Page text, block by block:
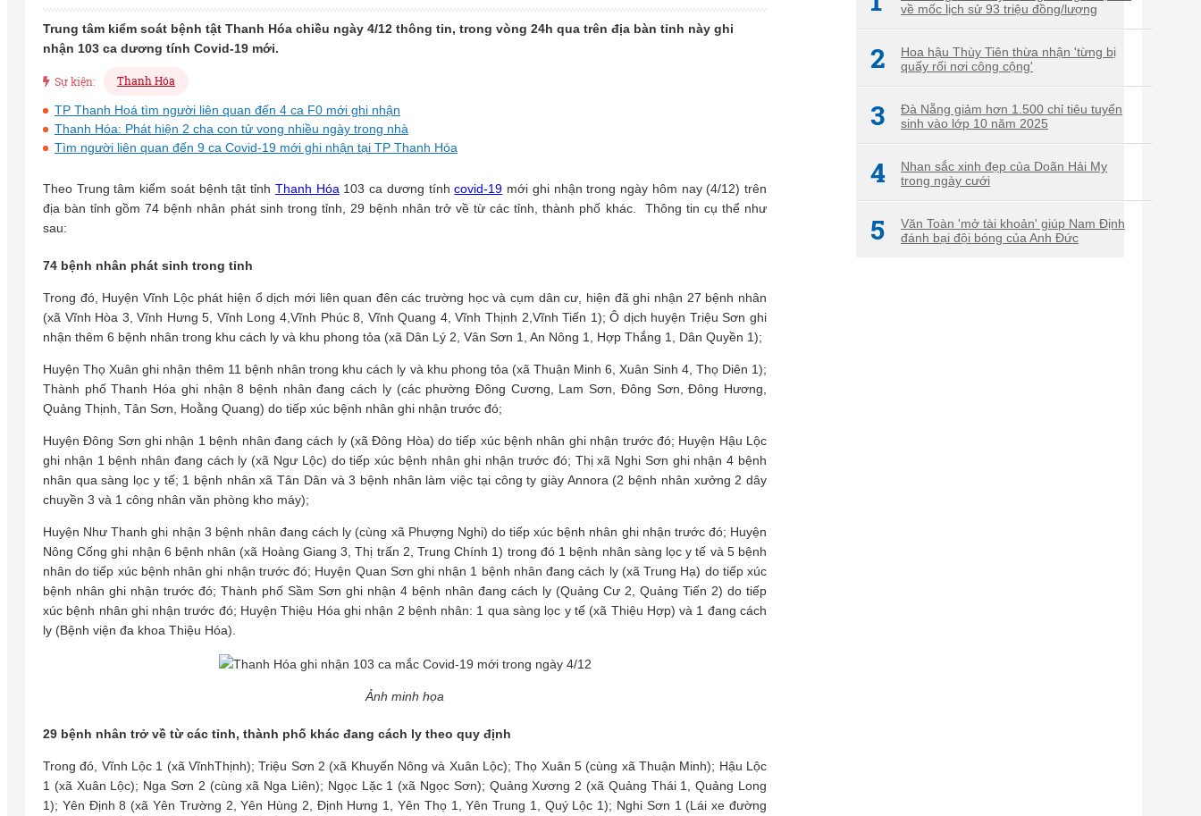
Trung tâm kiểm soát bệnh tật Thanh Hóa chiều ngày 4/12 thông tin, trong vòng 24h qua trên địa bàn tỉnh này ghi
nhận 103 ca dương tính Covid-19 mới.
Sự kiện: Thanh Hóa
TP Thanh Hoá tìm người liên quan đến 4 ca F0 mới ghi nhận
Thanh Hóa: Phát hiện 2 cha con tử vong nhiều ngày trong nhà
Tìm người liên quan đến 9 ca Covid-19 mới ghi nhận tại TP Thanh Hóa
Theo Trung tâm kiểm soát bệnh tật tỉnh Thanh Hóa103 ca dương tínhcovid-19 mới ghi nhận trong ngày hôm nay (4/12) trên
địa bàn tỉnh gồm 74 bệnh nhân phát sinh trong tỉnh, 29 bệnh nhân trở về từ các tỉnh, thành phố khác. Thông tin cụ thể như
sau:
74 bệnh nhân phát sinh trong tỉnh
Trong đó, Huyện Vĩnh Lộc phát hiện ổ dịch mới liên quan đên các trường học và cụm dân cư, hiện đã ghi nhận 27 bệnh nhân
(xã Vĩnh Hòa 3, Vĩnh Hưng 5, Vĩnh Long 4,Vĩnh Phúc 8, Vĩnh Quang 4, Vĩnh Thịnh 2,Vĩnh Tiến 1); Ô dịch huyện Triệu Sơn ghi
nhận thêm 6 bệnh nhân trong khu cách ly và khu phong tỏa (xã Dân Lý 2, Vân Sơn 1, An Nông 1, Hợp Thắng 1, Dân Quyền 1);
Huyện Thọ Xuân ghi nhận thêm 11 bệnh nhân trong khu cách ly và khu phong tỏa (xã Thuận Minh 6, Xuân Sinh 4, Thọ Diên 1);
Thành phố Thanh Hóa ghi nhận 8 bệnh nhân đang cách ly (các phường Đông Cương, Lam Sơn, Đông Sơn, Đông Hương,
Quảng Thịnh, Tân Sơn, Hoằng Quang) do tiếp xúc bệnh nhân ghi nhận trước đó;
Huyện Đông Sơn ghi nhận 1 bệnh nhân đang cách ly (xã Đông Hòa) do tiếp xúc bệnh nhân ghi nhận trước đó; Huyện Hậu Lộc
ghi nhận 1 bệnh nhân đang cách ly (xã Ngư Lộc) do tiếp xúc bệnh nhân ghi nhận trước đó; Thị xã Nghi Sơn ghi nhận 4 bệnh
nhân qua sàng lọc y tế; 1 bệnh nhân xã Tân Dân và 3 bệnh nhân làm việc tại công ty giày Annora (2 bệnh nhân xưởng 2 dây
chuyền 3 và 1 công nhân văn phòng kho máy);
Huyện Như Thanh ghi nhận 3 bệnh nhân đang cách ly (cùng xã Phượng Nghi) do tiếp xúc bệnh nhân ghi nhận trước đó; Huyện
Nông Cống ghi nhận 6 bệnh nhân (xã Hoàng Giang 3, Thị trấn 2, Trung Chính 1) trong đó 1 bệnh nhân sàng lọc y tế và 5 bệnh
nhân do tiếp xúc bệnh nhân ghi nhận trước đó; Huyện Quan Sơn ghi nhận 1 bệnh nhân đang cách ly (xã Trung Hạ) do tiếp xúc
bệnh nhân ghi nhận trước đó; Thành phố Sầm Sơn ghi nhận 4 bệnh nhân đang cách ly (Quảng Cư 2, Quảng Tiến 2) do tiếp
xúc bệnh nhân ghi nhận trước đó; Huyện Thiệu Hóa ghi nhận 2 bệnh nhân: 1 qua sàng lọc y tế (xã Thiệu Hợp) và 1 đang cách
ly (Bệnh viện đa khoa Thiệu Hóa).
Ảnh minh họa
29 bệnh nhân trở về từ các tỉnh, thành phố khác đang cách ly theo quy định
Trong đó, Vĩnh Lộc 1 (xã VĩnhThịnh); Triệu Sơn 2 (xã Khuyến Nông và Xuân Lộc); Thọ Xuân 5 (cùng xã Thuận Minh); Hậu Lộc
1 (xã Xuân Lộc); Nga Sơn 2 (cùng xã Nga Liên); Ngọc Lặc 1 (xã Ngọc Sơn); Quảng Xương 2 (xã Quảng Thái 1, Quảng Long
1); Yên Định 8 (xã Yên Trường 2, Yên Hùng 2, Định Hưng 1, Yên Thọ 1, Yên Trung 1, Quý Lộc 1); Nghi Sơn 1 (Lái xe đường
về mốc lịch sử 93 triệu đồng/lượng
2
Hoa hậu Thùy Tiên thừa nhận 'từng bị
quấy rối nơi công cộng'
3
Đà Nẵng giảm hơn 1.500 chỉ tiêu tuyển
sinh vào lớp 10 năm 2025
4
Nhan sắc xinh đẹp của Doãn Hải My
trong ngày cưới
5
Văn Toàn 'mở tài khoản' giúp Nam Định
đánh bại đội bóng của Anh Đức